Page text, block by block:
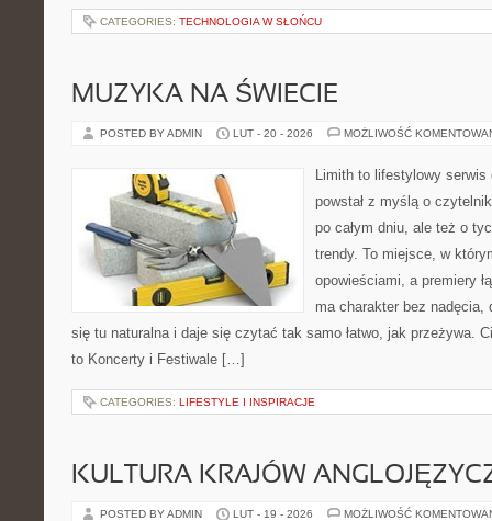
CATEGORIES: TECHNOLOGIA W SŁOŃCU
MUZYKA NA ŚWIECIE
POSTED BY ADMIN LUT - 20 - 2026 MOŻLIWOŚĆ
Limith to lifestylowy
powstał z myślą o
po całym dniu, ale też o
trendy. To miejsce, w
opowieściami, a premiery
ma charakter bez
się tu naturalna i daje się czytać tak samo łatwo, jak przeżywa.
to Koncerty i Festiwale […]
CATEGORIES: LIFESTYLE I INSPIRACJE
KULTURA KRAJÓW
POSTED BY ADMIN LUT - 19 - 2026 MOŻLIWOŚĆ